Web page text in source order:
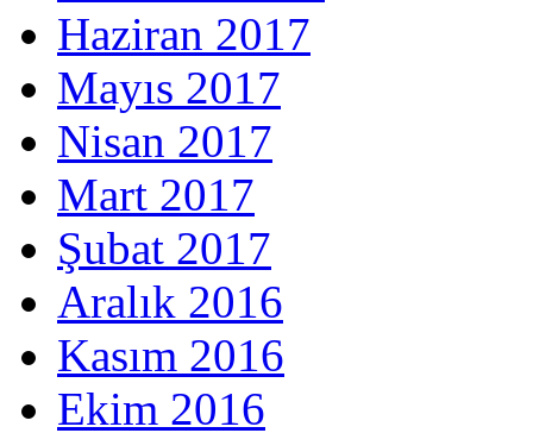
Haziran 2017
Mayıs 2017
Nisan 2017
Mart 2017
Şubat 2017
Aralık 2016
Kasım 2016
Ekim 2016